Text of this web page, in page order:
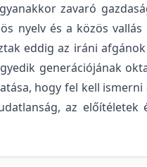
zavaró
nyelv és a közös
eddig az iráni
generációjának
hogy fel kell
az